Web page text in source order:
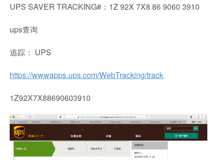
UPS SAVER TRACKING#：1Z 92X 7X8 86 9060 3910
ups查询
追踪： UPS
https://wwwapps.ups.com/WebTracking/track
1Z92X7X88690603910